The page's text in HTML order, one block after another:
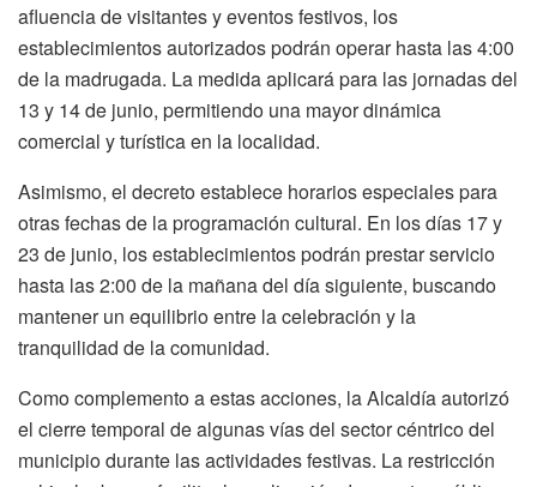
afluencia de visitantes y eventos festivos, los
establecimientos autorizados podrán operar hasta las 4:00
de la madrugada. La medida aplicará para las jornadas del
13 y 14 de junio, permitiendo una mayor dinámica
comercial y turística en la localidad.
Asimismo, el decreto establece horarios especiales para
otras fechas de la programación cultural. En los días 17 y
23 de junio, los establecimientos podrán prestar servicio
hasta las 2:00 de la mañana del día siguiente, buscando
mantener un equilibrio entre la celebración y la
tranquilidad de la comunidad.
Como complemento a estas acciones, la Alcaldía autorizó
el cierre temporal de algunas vías del sector céntrico del
municipio durante las actividades festivas. La restricción